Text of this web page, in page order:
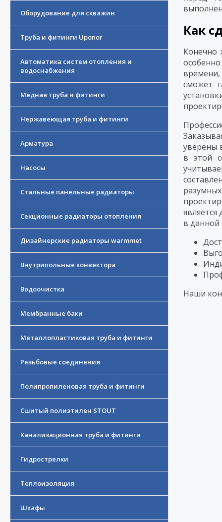
Оборудование для скважин
Труба и фитинги Uponor
Автоматика систем отопления и
водоснабжения
Медная труба и фитинги
Нержавеющая труба и фитинги
Арматура
Насосы
Стальные панельные радиаторы
Секционные радиаторы отопления
Дизайнерские радиаторы warmmet
Внутрипольные конвектора
Водоочистка
Мембранные баки
Металлопластиковая труба и фитинги
Резьбовые соединения
Полипропиленовая труба и фитинги
Сшитый полиэтилен STOUT
Канализационная труба и фитинги
Гидрострелки
Теплоизоляция
Шкафы
Как
Конечно
времени,
сможет
уверены
в этой
в данной
Наши